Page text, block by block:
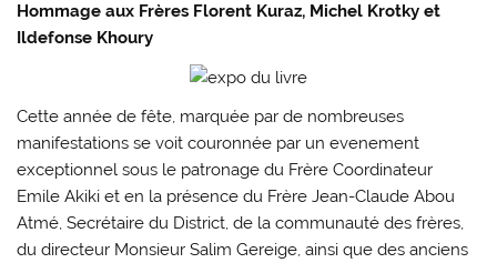
Hommage aux Frères Florent Kuraz, Michel Krotky et
Ildefonse Khoury
Cette année de fête, marquée par de nombreuses
manifestations se voit couronnée par un evenement
exceptionnel sous le patronage du Frère Coordinateur
Emile Akiki et en la présence du Frère Jean-Claude Abou
Atmé, Secrétaire du District, de la communauté des frères,
du directeur Monsieur Salim Gereige, ainsi que des anciens